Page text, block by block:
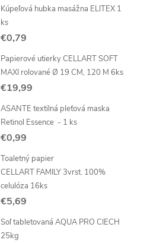
Kúpeľová hubka masážna ELITEX 1
ks
€0,79
Papierové utierky CELLART SOFT
MAXI rolované Ø 19 CM, 120 M 6ks
€19,99
ASANTE textilná pleťová maska
Retinol Essence - 1 ks
€0,99
Toaletný papier
CELLART FAMILY 3vrst. 100%
celulóza 16ks
€5,69
Soľ tabletovaná AQUA PRO CIECH
25kg